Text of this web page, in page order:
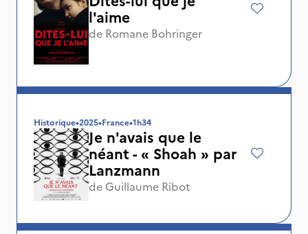
l'aime
de Romane Bohringer
Historique•2025•France•1h34
Je n'avais que le
néant - « Shoah » par
Lanzmann
de Guillaume Ribot